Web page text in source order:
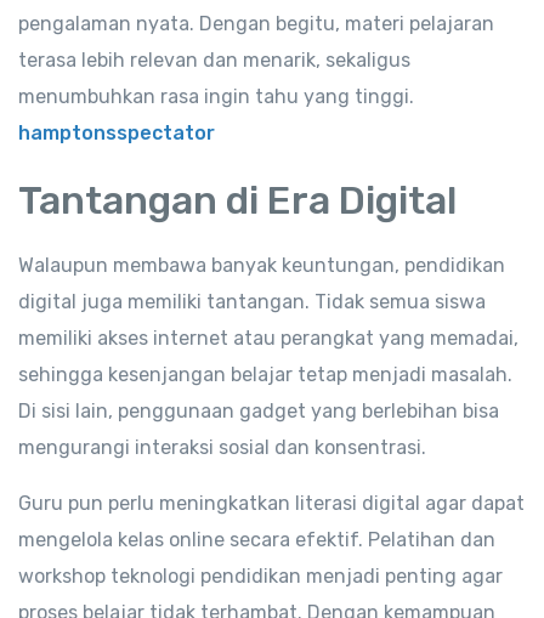
pengalaman nyata. Dengan begitu, materi pelajaran
terasa lebih relevan dan menarik, sekaligus
menumbuhkan rasa ingin tahu yang tinggi.
hamptonsspectator
Tantangan di Era Digital
Walaupun membawa banyak keuntungan, pendidikan
digital juga memiliki tantangan. Tidak semua siswa
memiliki akses internet atau perangkat yang memadai,
sehingga kesenjangan belajar tetap menjadi masalah.
Di sisi lain, penggunaan gadget yang berlebihan bisa
mengurangi interaksi sosial dan konsentrasi.
Guru pun perlu meningkatkan literasi digital agar dapat
mengelola kelas online secara efektif. Pelatihan dan
workshop teknologi pendidikan menjadi penting agar
proses belajar tidak terhambat. Dengan kemampuan